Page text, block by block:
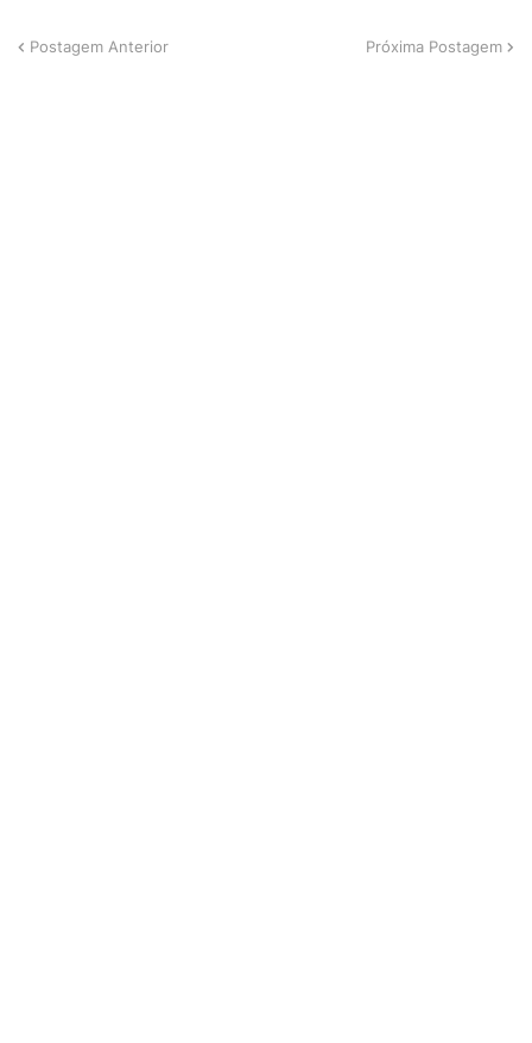
Postagem Anterior Próxima Postagem